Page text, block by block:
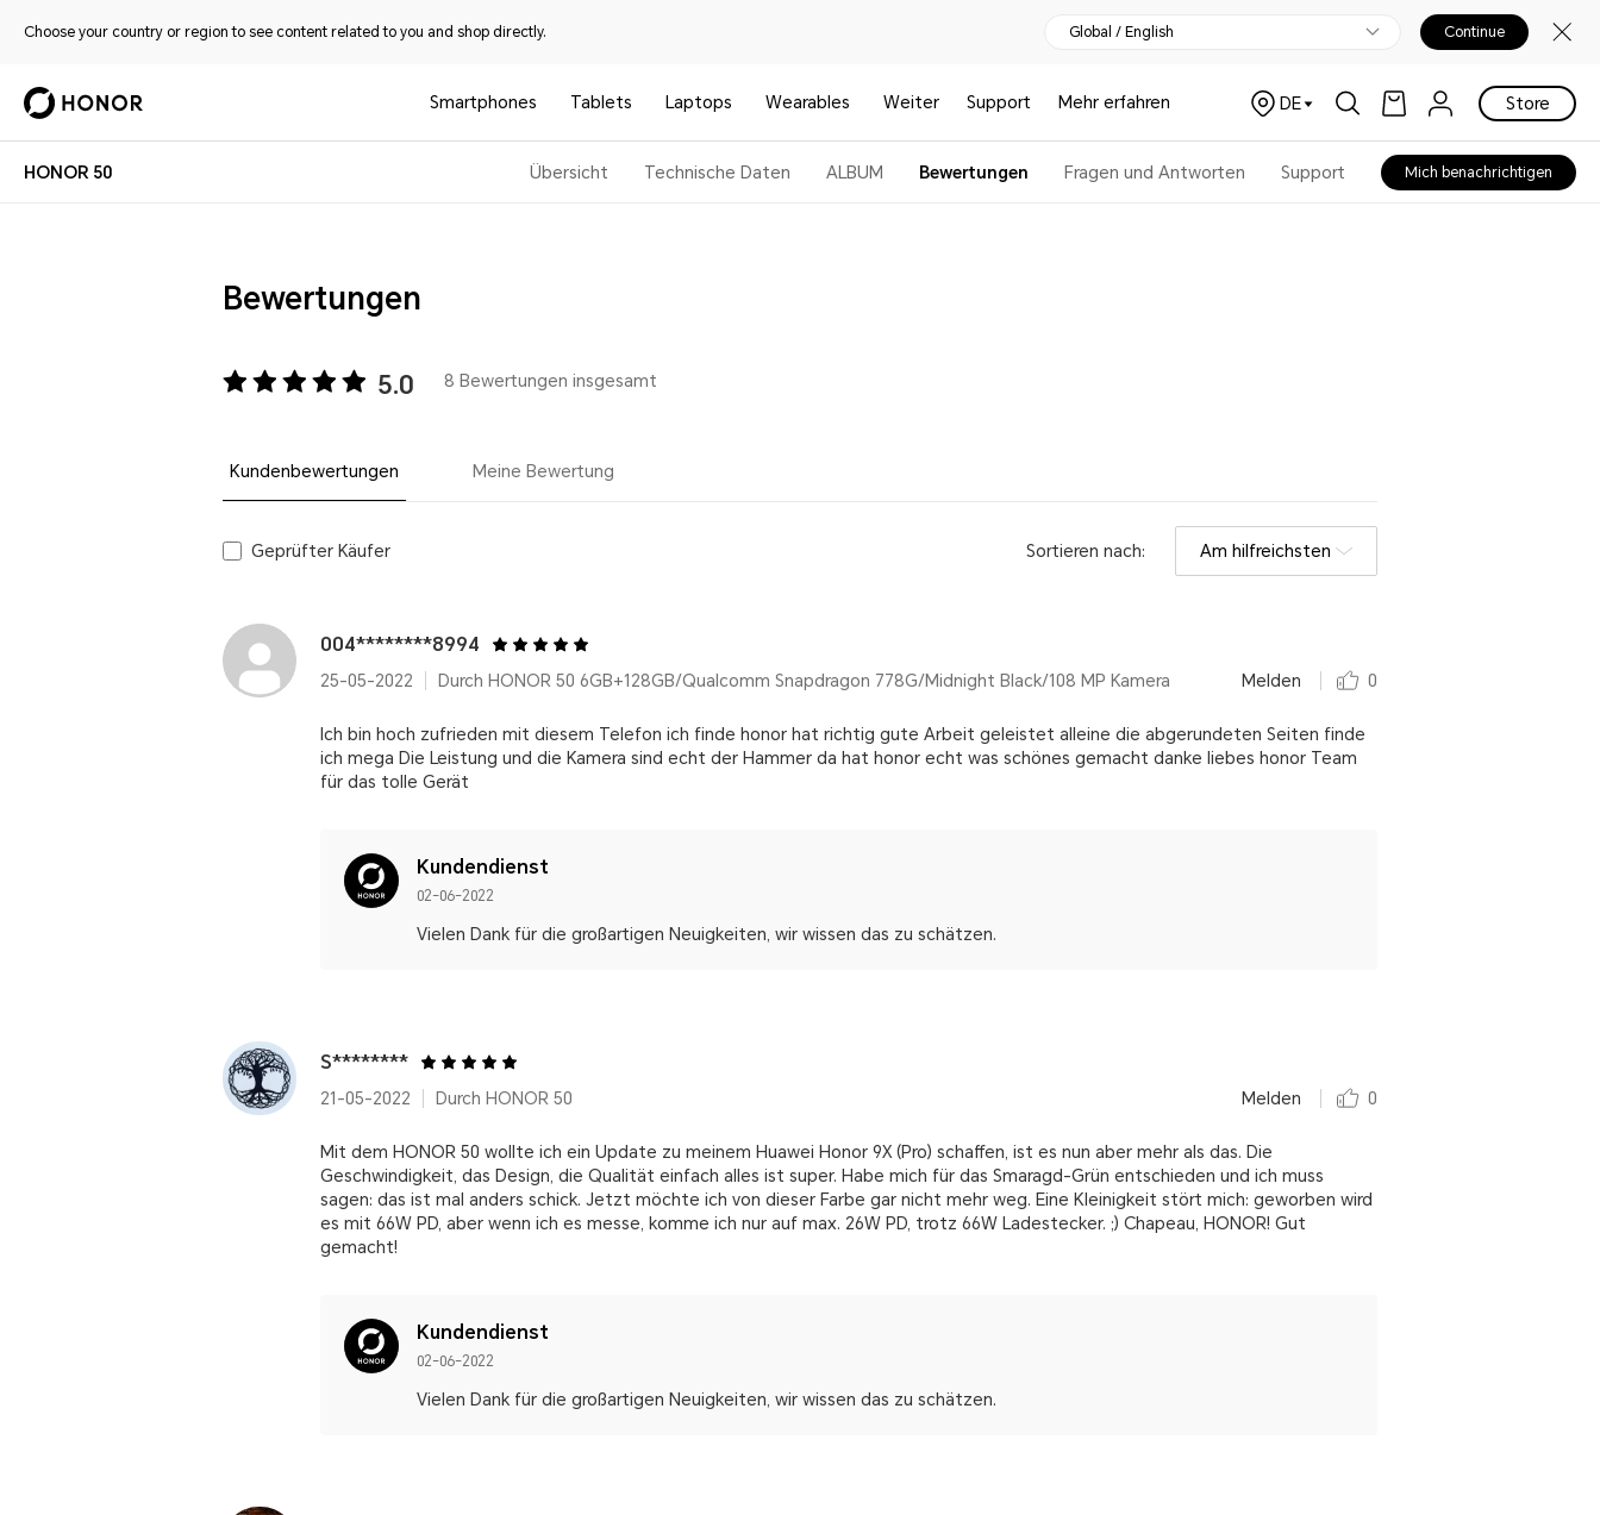
Choose your country or region to see content related to you and shop directly. Global / English Continue
Smartphones Tablets Laptops Wearables Weiter Support Mehr erfahren DE Store
HONOR 50 Übersicht Technische Daten ALBUM Bewertungen Fragen und Antworten Support Mich benachrichtigen
Bewertungen
5.0 8 Bewertungen insgesamt
Kundenbewertungen Meine Bewertung
Geprüfter Käufer Sortieren nach: Am hilfreichsten
004********8994
25-05-2022 Durch HONOR 50 6GB+128GB/Qualcomm Snapdragon 778G/Midnight Black/108 MP Kamera Melden 0
Ich bin hoch zufrieden mit diesem Telefon ich finde honor hat richtig gute Arbeit geleistet alleine die abgerundeten Seiten finde
ich mega Die Leistung und die Kamera sind echt der Hammer da hat honor echt was schönes gemacht danke liebes honor Team
für das tolle Gerät
Kundendienst
02-06-2022
Vielen Dank für die großartigen Neuigkeiten, wir wissen das zu schätzen.
S********
21-05-2022 Durch HONOR 50 Melden 0
Mit dem HONOR 50 wollte ich ein Update zu meinem Huawei Honor 9X (Pro) schaffen, ist es nun aber mehr als das. Die
Geschwindigkeit, das Design, die Qualität einfach alles ist super. Habe mich für das Smaragd-Grün entschieden und ich muss
sagen: das ist mal anders schick. Jetzt möchte ich von dieser Farbe gar nicht mehr weg. Eine Kleinigkeit stört mich: geworben wird
es mit 66W PD, aber wenn ich es messe, komme ich nur auf max. 26W PD, trotz 66W Ladestecker. ;) Chapeau, HONOR! Gut
gemacht!
Kundendienst
02-06-2022
Vielen Dank für die großartigen Neuigkeiten, wir wissen das zu schätzen.